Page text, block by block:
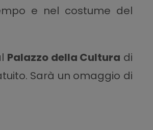
e nel costume del
Palazzo della Cultura di
Sarà un omaggio di